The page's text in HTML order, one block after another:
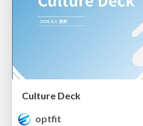
Culture Deck
optfit